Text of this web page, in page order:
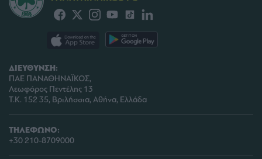
ΔΙΕΥΘΥΝΣΗ:
ΠΑΕ ΠΑΝΑΘΗΝΑΪΚΟΣ,
Λεωφόρος Πεντέλης 13
Τ.Κ. 152 35, Βριλήσσια, Αθήνα, Ελλάδα
ΤΗΛΕΦΩΝΟ:
+30 210-8709000